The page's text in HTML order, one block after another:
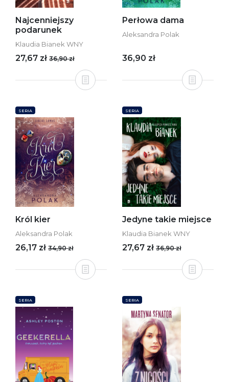
Najcenniejszy
podarunek
Klaudia Bianek WNY
27,67 zł 36,90 zł
Perłowa dama
Aleksandra Polak
36,90 zł
SERIA
Król kier
Aleksandra Polak
26,17 zł 34,90 zł
SERIA
Jedyne takie miejsce
Klaudia Bianek WNY
27,67 zł 36,90 zł
SERIA SERIA